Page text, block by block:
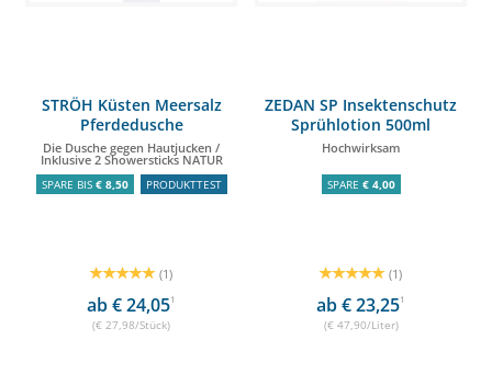
STRÖH Küsten Meersalz
Pferdedusche
Die Dusche gegen Hautjucken /
Inklusive 2 Showersticks NATUR
SPARE BIS € 8,50 PRODUKTTEST
(1)
ab € 24,051
(€ 27,98/Stück)
ZEDAN SP Insektenschutz
Sprühlotion 500ml
Hochwirksam
SPARE € 4,00
(1)
ab € 23,251
(€ 47,90/Liter)